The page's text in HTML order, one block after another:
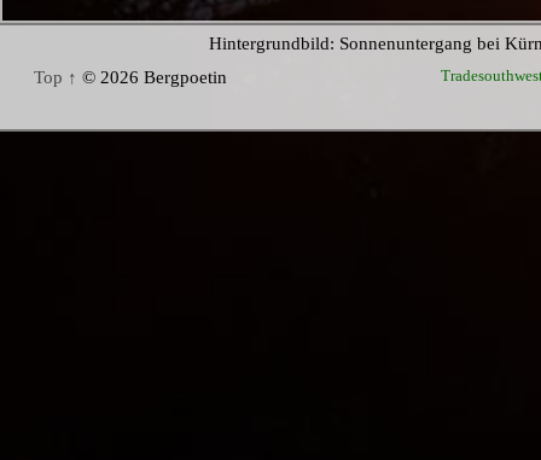
Hintergrundbild: Sonnenuntergang bei
Top ↑ © 2026 Bergpoetin